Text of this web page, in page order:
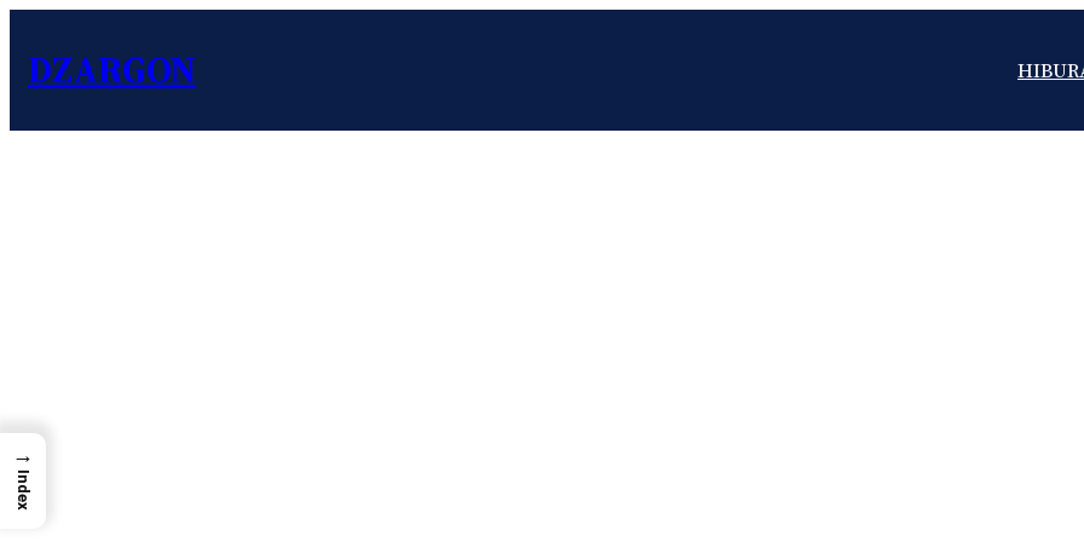
DZARGON
→
Index